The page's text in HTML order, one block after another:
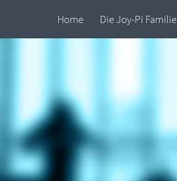
Home Die Joy-Pi Familie